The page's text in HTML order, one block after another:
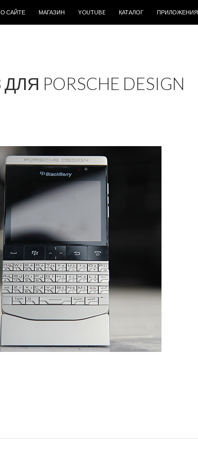
О САЙТЕ МАГАЗИН YOUTUBE КАТАЛОГ ПРИЛОЖЕНИЯ
ДЛЯ PORSCHE DESIGN